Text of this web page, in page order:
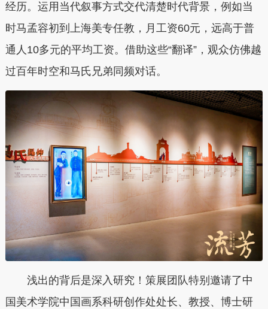
经历。运用当代叙事方式交代清楚时代背景，例如当
时马孟容初到上海美专任教，月工资60元，远高于普
通人10多元的平均工资。借助这些“翻译”，观众仿佛越
过百年时空和马氏兄弟同频对话。
浅出的背后是深入研究！策展团队特别邀请了中
国美术学院中国画系科研创作处处长、教授、博士研